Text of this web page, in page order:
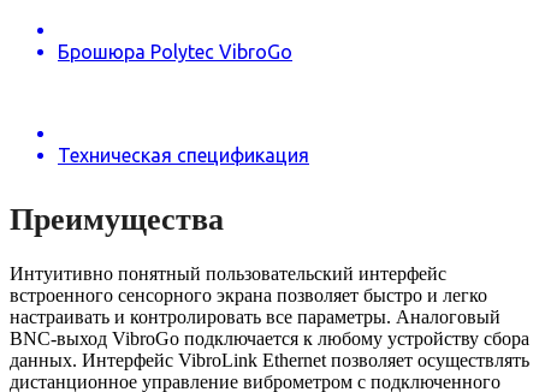
Брошюра Polytec VibroGo
Техническая спецификация
Преимущества
Интуитивно понятный пользовательский интерфейс
встроенного сенсорного экрана позволяет быстро и легко
настраивать и контролировать все параметры. Аналоговый
BNC-выход VibroGo подключается к любому устройству сбора
данных. Интерфейс VibroLink Ethernet позволяет осуществлять
дистанционное управление виброметром с подключенного